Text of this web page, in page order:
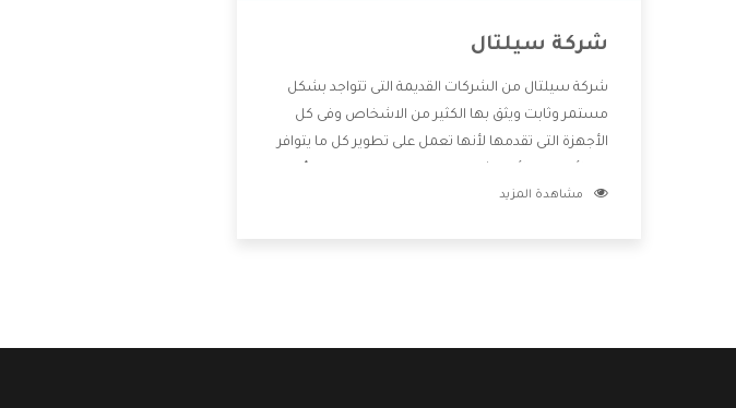
شركة سيلتال
شركة سيلتال من الشركات القديمة التى تتواجد بشكل
مستمر وثابت ويثق بها الكثير من الاشخاص وفى كل
الأجهزة التى تقدمها لأنها تعمل على تطوير كل ما يتوافر
خدمات ما بعد البيع مع المنتجات وتقدم للعملاء أقوى
مشاهدة المزيد